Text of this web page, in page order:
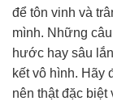
để tôn vinh và
mình. Những
hước hay sâu
kết vô hình. Hãy
nên thật đặc